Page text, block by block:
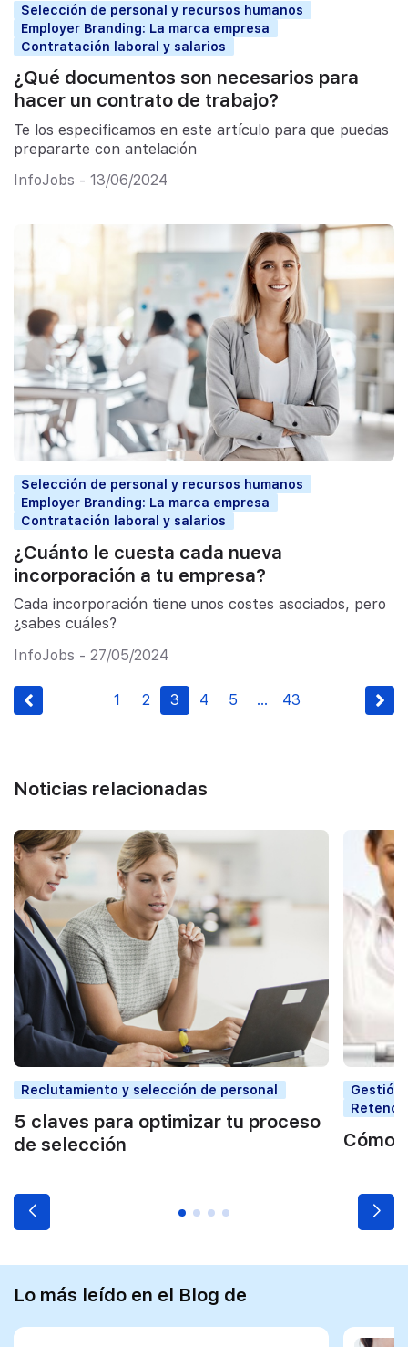
Selección de personal y recursos humanos
Employer Branding: La marca empresa
Contratación laboral y salarios
¿Qué documentos son necesarios para
hacer un contrato de trabajo?
Te los especificamos en este artículo para que puedas
prepararte con antelación
InfoJobs - 13/06/2024
Selección de personal y recursos humanos
Employer Branding: La marca empresa
Contratación laboral y salarios
¿Cuánto le cuesta cada nueva
incorporación a tu empresa?
Cada incorporación tiene unos costes asociados, pero
¿sabes cuáles?
InfoJobs - 27/05/2024
1 2 3 4 5 … 43
Noticias relacionadas
Reclutamiento y selección de personal
5 claves para optimizar tu proceso
de selección
Gestión
Cómo
Lo más leído en el Blog de